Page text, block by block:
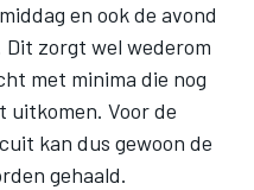
en ook de avond
zorgt wel wederom
met minima die nog
uitkomen. Voor de
kan dus gewoon de
gehaald.